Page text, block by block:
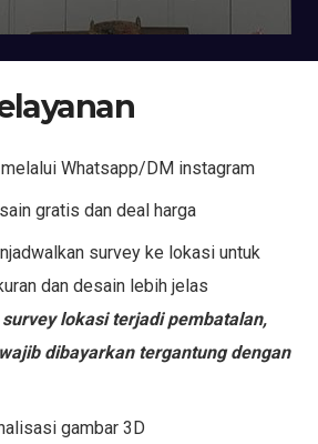
melalui Whatsapp/DM instagram
gratis dan deal harga
survey ke lokasi untuk
dan desain lebih jelas
lokasi terjadi pembatalan,
dibayarkan tergantung dengan
gambar 3D